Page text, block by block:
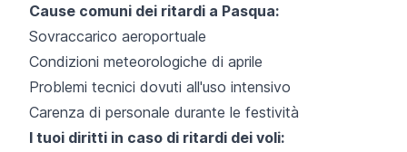
Cause comuni dei ritardi a Pasqua:
Sovraccarico aeroportuale
Condizioni meteorologiche di aprile
Problemi tecnici dovuti all'uso intensivo
Carenza di personale durante le festività
I tuoi diritti in caso di ritardi dei voli: